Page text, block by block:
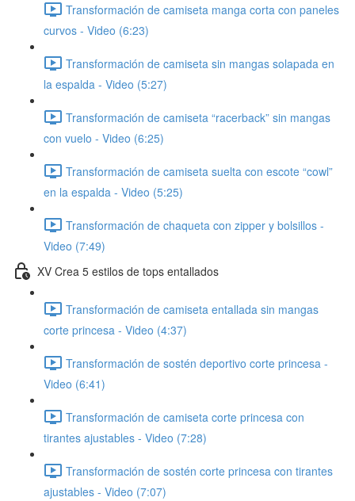
Transformación de camiseta manga corta con paneles
curvos - Video (6:23)
Transformación de camiseta sin mangas solapada en
la espalda - Video (5:27)
Transformación de camiseta “racerback” sin mangas
con vuelo - Video (6:25)
Transformación de camiseta suelta con escote “cowl”
en la espalda - Video (5:25)
Transformación de chaqueta con zipper y bolsillos -
Video (7:49)
XV Crea 5 estilos de tops entallados
Transformación de camiseta entallada sin mangas
corte princesa - Video (4:37)
Transformación de sostén deportivo corte princesa -
Video (6:41)
Transformación de camiseta corte princesa con
tirantes ajustables - Video (7:28)
Transformación de sostén corte princesa con tirantes
ajustables - Video (7:07)